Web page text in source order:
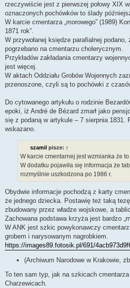
rzeczywiście jest z pierwszej połowy XIX
oznaczonych pochówków to ślady
W karcie cmentarza „morowego” (1989)
1871 rok”.
W przywołanej księdze parafialnej podano,
pogrzebano na cmentarzu cholerycznym.
Przykładów zakładania cmentarzy
jest więcej.
W aktach Oddziału Grobów Wojennych
przenoszone, czyli są to pochówki z
Do cytowanego artykułu o rodzinie
epoki, iż André de Bézard zmarł jako
się z podaną w artykule – 7 sierpnia 1831.
wskazano.
szamil pisze: ↑
W karcie cmentarnej jest wzmianka że
W dodatku pojawiła się informacja że
rozmyślnie uszkodzona po 1986 r.
Obydwie informacje pochodzą z karty
że jednego dziecka. Postawię też taką
zbudowany przez władze wojskowe, a
Zachowana podstawa krzyża jest bardzo
W ANK jest szkic powykonawczy
grobem i narysowanym nagrobkiem.
https://images89.fotosik.pl/691/
(Archiwum Narodowe w Krakowie,
To ten sam typ, jak na szkicach
Charzewicach.